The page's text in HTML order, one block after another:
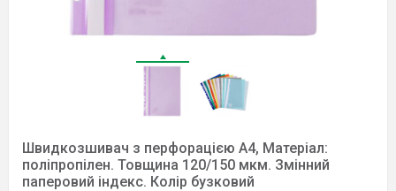
Швидкозшивач з перфорацією А4, Матеріал:
поліпропілен. Товщина 120/150 мкм. Змінний
паперовий індекс. Колір бузковий